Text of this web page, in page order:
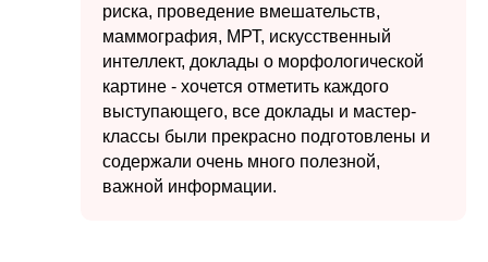
риска, проведение вмешательств,
маммография, МРТ, искусственный
интеллект, доклады о морфологической
картине - хочется отметить каждого
выступающего, все доклады и мастер-
классы были прекрасно подготовлены и
содержали очень много полезной,
важной информации.